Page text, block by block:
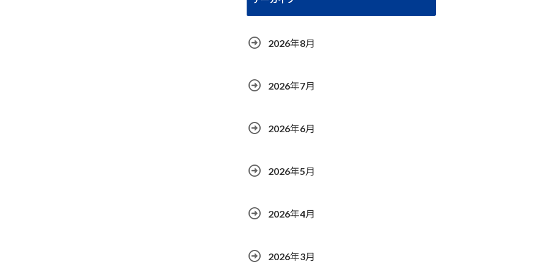
2026年8月
2026年7月
2026年6月
2026年5月
2026年4月
2026年3月